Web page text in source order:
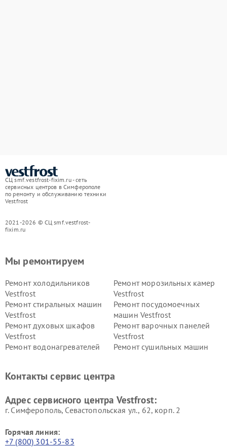
СЦ smf.vestfrost-fixim.ru - сеть
сервисных центров в Симферополе
по ремонту и обслуживанию техники
Vestfrost
2021-2026 © СЦ smf.vestfrost-
fixim.ru
Мы ремонтируем
Ремонт холодильников
Vestfrost
Ремонт морозильных камер
Vestfrost
Ремонт стиральных машин
Vestfrost
Ремонт посудомоечных
машин Vestfrost
Ремонт духовых шкафов
Vestfrost
Ремонт варочных панелей
Vestfrost
Ремонт водонагревателей
Ремонт сушильных машин
Vestfrost
Контакты сервис центра
Адрес сервисного центра Vestfrost:
г. Симферополь, Севастопольская ул., 62, корп. 2
Горячая линия:
+7 (800) 301-55-83